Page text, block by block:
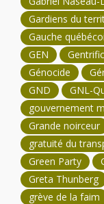
Gardiens du
Gauche
GEN
Génocide
GND
GNL-
gouvernement
Grande noirceur
gratuité du
Green Party
Greta Thunberg
grève de la faim